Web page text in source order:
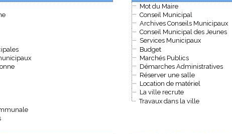
Mot du Maire
Conseil Municipal
Archives Conseils Municipaux
Conseil Municipal des Jeunes
Services Municipaux
Budget
Marchés Publics
Démarches Administratives
Réserver une salle
Location de matériel
La ville recrute
Travaux dans la ville